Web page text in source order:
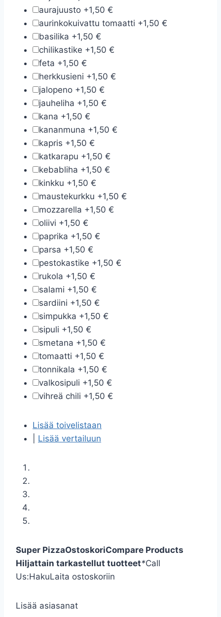
aurajuusto +1,50 €
aurinkokuivattu tomaatti +1,50 €
basilika +1,50 €
chilikastike +1,50 €
feta +1,50 €
herkkusieni +1,50 €
jalopeno +1,50 €
jauheliha +1,50 €
kana +1,50 €
kananmuna +1,50 €
kapris +1,50 €
katkarapu +1,50 €
kebabliha +1,50 €
kinkku +1,50 €
maustekurkku +1,50 €
mozzarella +1,50 €
oliivi +1,50 €
paprika +1,50 €
parsa +1,50 €
pestokastike +1,50 €
rukola +1,50 €
salami +1,50 €
sardiini +1,50 €
simpukka +1,50 €
sipuli +1,50 €
smetana +1,50 €
tomaatti +1,50 €
tonnikala +1,50 €
valkosipuli +1,50 €
vihreä chili +1,50 €
Lisää toivelistaan
Lisää vertailuun
Super PizzaOstoskoriCompare Products
Hiljattain tarkastellut tuotteet*Call
Us:HakuLaita ostoskoriin
Lisää asiasanat